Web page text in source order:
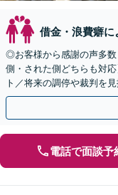
借金・浪費癖に
◎お客様から感謝の声多数
側・された側どちらも対
ト／将来の調停や裁判を
ったが慰謝料は適正か／
電話で面談予